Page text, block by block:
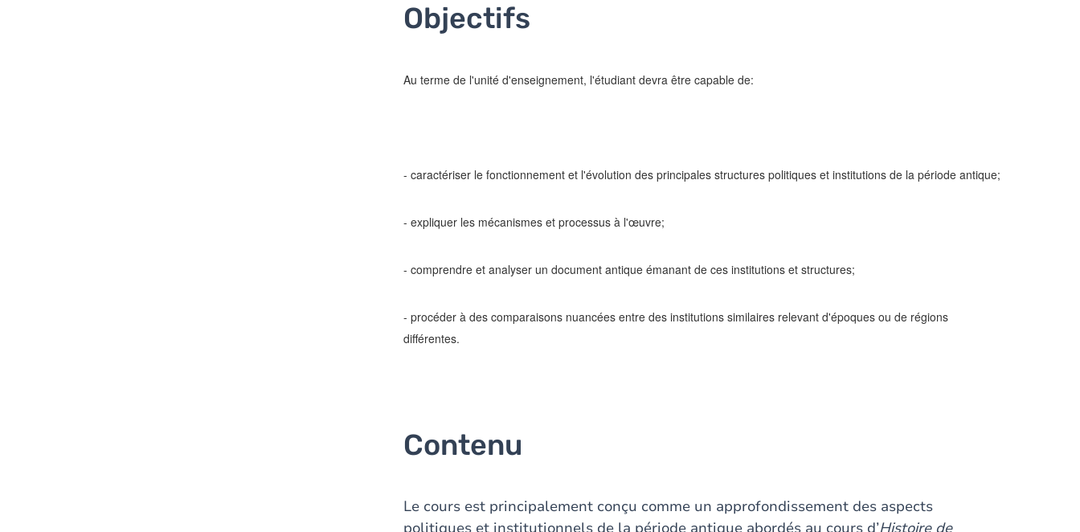
Objectifs
Au terme de l'unité d'enseignement, l'étudiant devra être capable de:
- caractériser le fonctionnement et l'évolution des principales structures politiques et institutions de la période antique;
- expliquer les mécanismes et processus à l'œuvre;
- comprendre et analyser un document antique émanant de ces institutions et structures;
- procéder à des comparaisons nuancées entre des institutions similaires relevant d'époques ou de régions
différentes.
Contenu
Le cours est principalement conçu comme un approfondissement des aspects
politiques et institutionnels de la période antique abordés au cours d’Histoire de